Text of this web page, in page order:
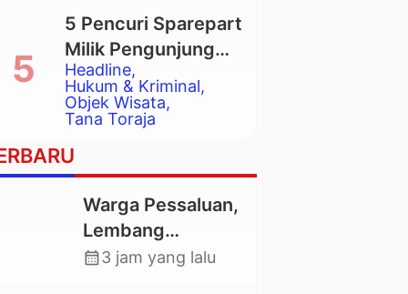
sebagai Bupati dan
Wakil Bupati Tana
Toraja Terpilih
Headline
Hukum & Kriminal
Objek Wisata
Tana Toraja
5 Pencuri Sparepart
Milik Pengunjung
Objek Wisata
Pango-Pango
Ditangkap Polisi
Warga Pessaluan,
Lembang
Gandangbatu
calendar_month3 jam yang lalu